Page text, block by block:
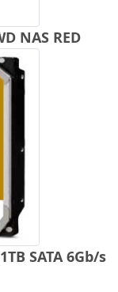
NAS RED
SATA 6Gb/s